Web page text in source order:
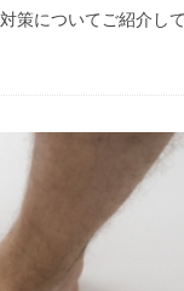
についてご紹介して